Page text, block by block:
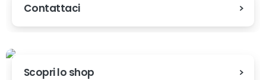
Contattaci
Scopri lo shop